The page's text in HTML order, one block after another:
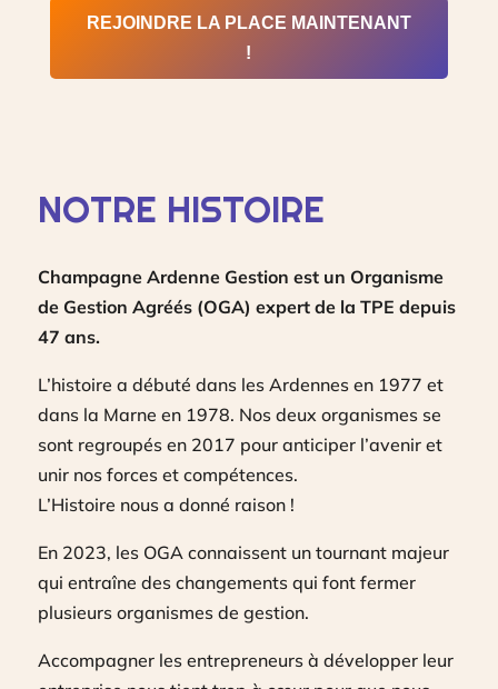
REJOINDRE LA PLACE MAINTENANT
!
NOTRE HISTOIRE
Champagne Ardenne Gestion est un Organisme
de Gestion Agréés (OGA) expert de la TPE depuis
47 ans.
L’histoire a débuté dans les Ardennes en 1977 et
dans la Marne en 1978. Nos deux organismes se
sont regroupés en 2017 pour anticiper l’avenir et
unir nos forces et compétences.
L’Histoire nous a donné raison !
En 2023, les OGA connaissent un tournant majeur
qui entraîne des changements qui font fermer
plusieurs organismes de gestion.
Accompagner les entrepreneurs à développer leur